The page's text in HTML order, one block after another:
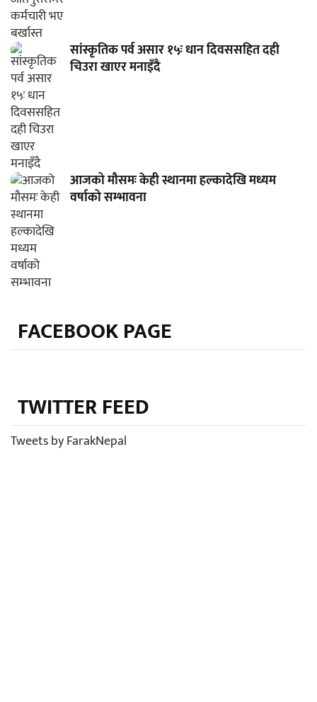
सांस्कृतिक पर्व असार १५ः धान दिवससहित दही
चिउरा खाएर मनाइँदै
आजको मौसमः केही स्थानमा हल्कादेखि मध्यम
वर्षाको सम्भावना
FACEBOOK PAGE
TWITTER FEED
Tweets by FarakNepal